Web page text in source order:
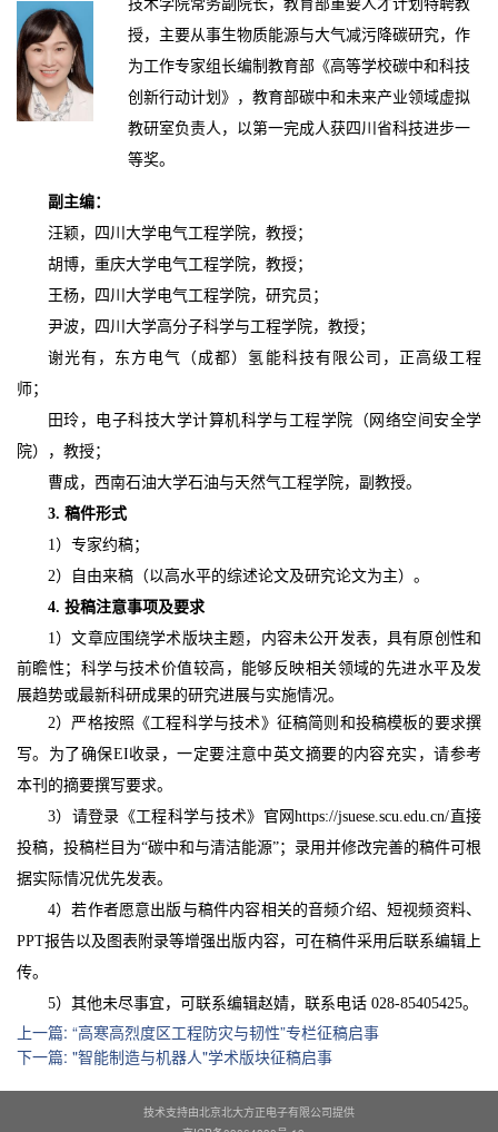
技术学院常务副院长，教育部重要人才计划特聘教
授，主要从事生物质能源与大气减污降碳研究，作
为工作专家组长编制教育部《高等学校碳中和科技
创新行动计划》 ，教育部碳中和未来产业领域虚拟
教研室负责人，以第一完成人获四川省科技进步一
等奖。
副主编：
汪颖，四川大学电气工程学院，教授；
胡博，重庆大学电气工程学院，教授；
王杨，四川大学电气工程学院，研究员；
尹波，四川大学高分子科学与工程学院，教授；
谢光有，东方电气（成都）氢能科技有限公司，正高级工程
师；
田玲，电子科技大学计算机科学与工程学院 （网络空间安全学
院）
，教授；
曹成，西南石油大学石油与天然气工程学院，副教授。
3. 稿件形式
1）专家约稿；
2）自由来稿（以高水平的综述论文及研究论文为主）。
4. 投稿注意事项及要求
1）文章应围绕学术版块主题，内容未公开发表，具有原创性和
前瞻性；科学与技术价值较高，能够反映相关领域的先进水平及发
展趋势或最新科研成果的研究进展与实施情况。
2）严格按照《工程科学与技术》征稿简则和投稿模板的要求撰
写。为了确保EI收录，一定要注意中英文摘要的内容充实，请参考
本刊的摘要撰写要求。
3）请登录《工程科学与技术》官网https://jsuese.scu.edu.cn/直接
投稿，投稿栏目为“碳中和与清洁能源”；录用并修改完善的稿件可根
据实际情况优先发表。
4）若作者愿意出版与稿件内容相关的音频介绍、短视频资料、
PPT报告以及图表附录等增强出版内容，可在稿件采用后联系编辑上
传。
5） 其他未尽事宜，可联系编辑赵婧，联系电话 028-85405425。
上一篇: “高寒高烈度区工程防灾与韧性”专栏征稿启事
下一篇: "智能制造与机器人"学术版块征稿启事
技术支持由北京北大方正电子有限公司提供